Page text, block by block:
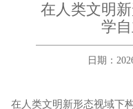
在人类文明
学
日期：
在人类文明新形态视域下